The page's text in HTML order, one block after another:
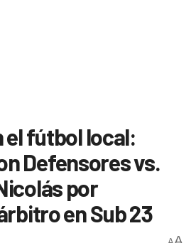
el fútbol local:
Defensores vs.
por
en Sub 23